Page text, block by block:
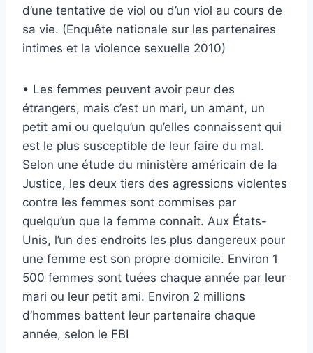
d’une tentative de viol ou d’un viol au cours de
sa vie. (Enquête nationale sur les partenaires
intimes et la violence sexuelle 2010)
• Les femmes peuvent avoir peur des
étrangers, mais c’est un mari, un amant, un
petit ami ou quelqu’un qu’elles connaissent qui
est le plus susceptible de leur faire du mal.
Selon une étude du ministère américain de la
Justice, les deux tiers des agressions violentes
contre les femmes sont commises par
quelqu’un que la femme connaît. Aux États-
Unis, l’un des endroits les plus dangereux pour
une femme est son propre domicile. Environ 1
500 femmes sont tuées chaque année par leur
mari ou leur petit ami. Environ 2 millions
d’hommes battent leur partenaire chaque
année, selon le FBI